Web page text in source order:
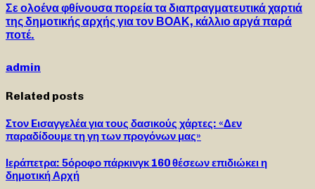
Σε ολοένα φθίνουσα πορεία τα διαπραγματευτικά χαρτιά
της δημοτικής αρχής για τον ΒΟΑΚ, κάλλιο αργά παρά
ποτέ.
admin
Related posts
Στον Eισαγγελέα για τους δασικούς χάρτες: «Δεν
παραδίδουμε τη γη των προγόνων μας»
Ιεράπετρα: 5όροφο πάρκινγκ 160 θέσεων επιδιώκει η
δημοτική Αρχή